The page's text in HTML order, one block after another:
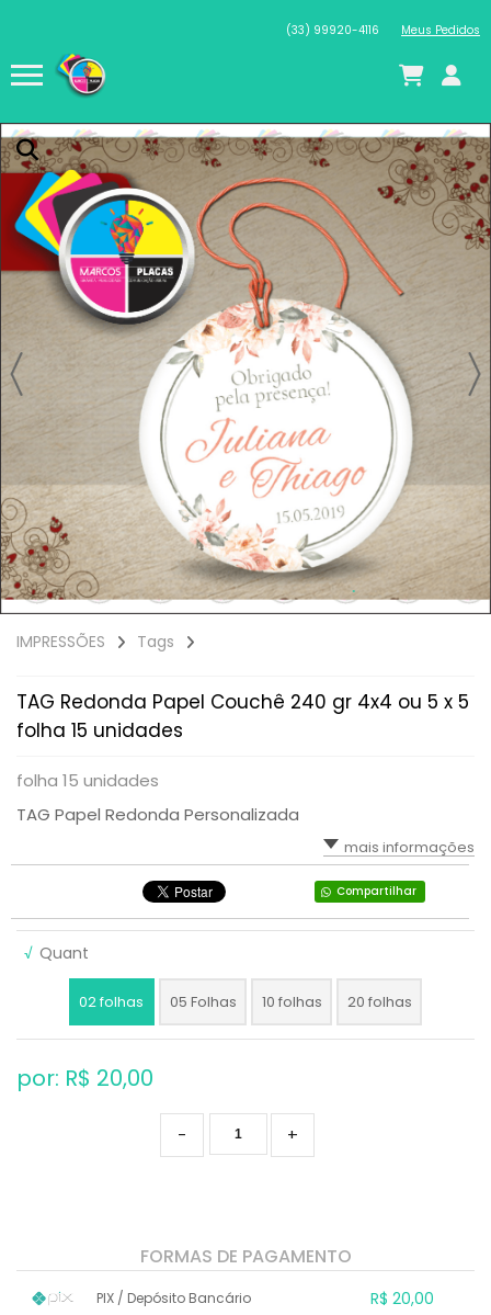
(33) 99920-4116 Meus Pedidos
IMPRESSÕES Tags
TAG Redonda Papel Couchê 240 gr 4x4 ou 5 x 5
folha 15 unidades
folha 15 unidades
TAG Papel Redonda Personalizada
mais informações
Compartilhar
√ Quant
02 folhas 05 Folhas 10 folhas 20 folhas
por: R$ 20,00
+
-
FORMAS DE PAGAMENTO
PIX / Depósito Bancário R$ 20,00